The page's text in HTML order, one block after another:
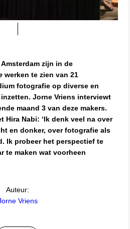
zijn in de
werken te zien van 21
fotografie op diverse en
Jorne Vriens interviewt
maand 3 van deze makers.
Hira Nabi: ‘Ik denk veel na over
en donker, over fotografie als
Ik probeer het perspectief te
te maken wat voorheen
Auteur:
Vriens